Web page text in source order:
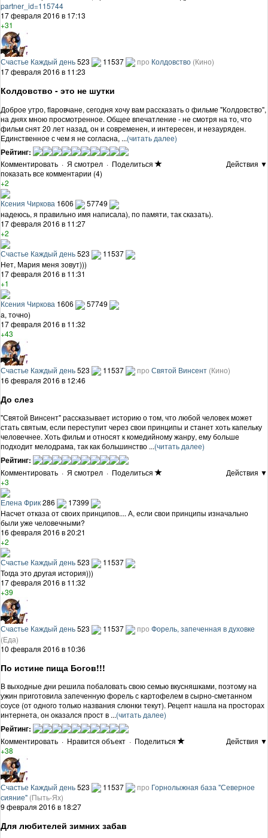
partner_id=115744
17 февраля 2016 в 17:13
+31
Счастье Каждый день523 11537 про Колдовство (Кино)
17 февраля 2016 в 11:23
Колдовство - это не шутки
Доброе утро, flapовчане, сегодня хочу вам рассказать о фильме "Колдовство",
на днях мною просмотренное. Общее впечатление - не смотря на то, что
фильм снят 20 лет назад, он и современен, и интересен, и незауряден.
Единственное с чем я не согласна, ...(читать далее)
Рейтинг:
Комментировать · Я смотрел · Поделиться
Действия ▼
показать все комментарии (4)
+2
Ксения Чиркова 1606
57749
надеюсь, я правильно имя написала), по памяти, так сказать).
17 февраля 2016 в 11:27
+2
Счастье Каждый день523
11537
Нет, Мария меня зовут)))
17 февраля 2016 в 11:31
+1
Ксения Чиркова 1606
57749
а, точно)
17 февраля 2016 в 11:32
+43
Счастье Каждый день523 11537 про Святой Винсент (Кино)
16 февраля 2016 в 12:46
До слез
"Святой Винсент" рассказывает историю о том, что любой человек может
стать святым, если переступит через свои принципы и станет хоть капельку
человечнее. Хоть фильм и относят к комедийному жанру, ему больше
подходит мелодрама, так как большинство ...(читать далее)
Рейтинг:
Комментировать · Я смотрел · Поделиться
Действия ▼
+3
Елена Фрик286
17399
Насчет отказа от своих принципов.... А, если свои принципы изначально
были уже человечными?
16 февраля 2016 в 20:21
+2
Счастье Каждый день523
11537
Тогда это другая история)))
17 февраля 2016 в 11:32
+39
Счастье Каждый день523 11537 про Форель, запеченная в духовке
(Еда)
10 февраля 2016 в 10:36
По истине пища Богов!!!
В выходные дни решила побаловать свою семью вкусняшками, поэтому на
ужин приготовила запеченную форель с картофелем в сырно-сметанном
соусе (от одного только названия слюнки текут). Рецепт нашла на просторах
интернета, он оказался прост в ...(читать далее)
Рейтинг:
Комментировать · Нравится объект · Поделиться
Действия ▼
+38
Счастье Каждый день523 11537 про Горнолыжная база "Северное
сияние" (Пыть-Ях)
9 февраля 2016 в 18:27
Для любителей зимних забав